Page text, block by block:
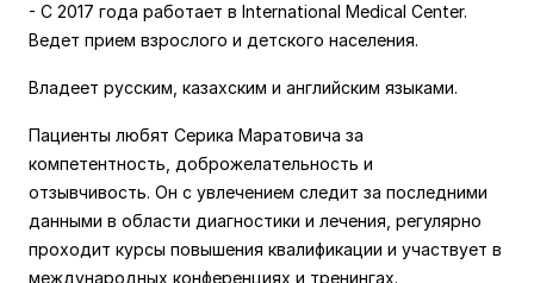
- С 2017 года работает в International Medical Center.
Ведет прием взрослого и детского населения.
Владеет русским, казахским и английским языками.
Пациенты любят Серика Маратовича за
компетентность, доброжелательность и
отзывчивость. Он с увлечением следит за последними
данными в области диагностики и лечения, регулярно
проходит курсы повышения квалификации и участвует в
международных конференциях и тренингах.